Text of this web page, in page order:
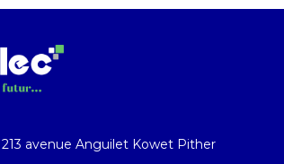
213 avenue Anguilet Kowet Pither​